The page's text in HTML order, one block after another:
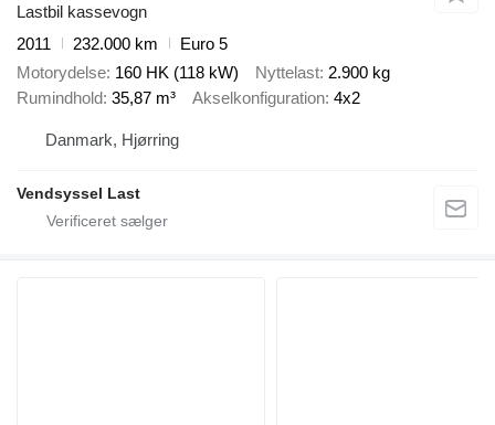
Lastbil kassevogn
2011
232.000 km
Euro 5
Motorydelse 160 HK (118 kW) Nyttelast 2.900 kg
Rumindhold 35,87 m³ Akselkonfiguration 4x2
Danmark, Hjørring
Vendsyssel Last